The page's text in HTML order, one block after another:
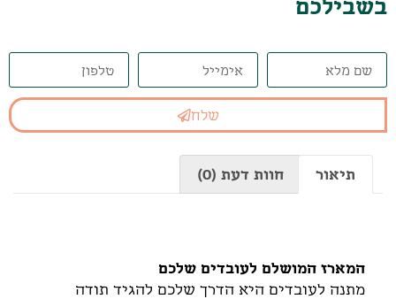
שלח
תיאור חוות דעת (0)
המארז המושלם לעובדים שלכם
מתנה לעובדים היא הדרך שלכם להגיד תודה